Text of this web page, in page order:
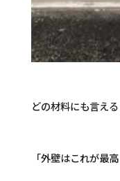
どの材料にも言える
「外壁はこれが最